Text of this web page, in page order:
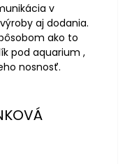
v
aj dodania.
ako to
pod aquarium ,
nosnosť.
5 z 5 hvězdiček.